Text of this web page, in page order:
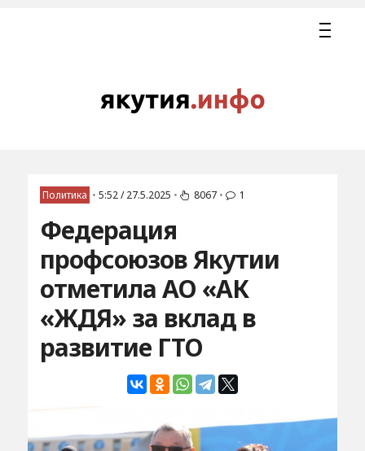
Политика • 5:52 / 27.5.2025 • 8067 • 1
Федерация
профсоюзов Якутии
отметила АО «АК
«ЖДЯ» за вклад в
развитие ГТО